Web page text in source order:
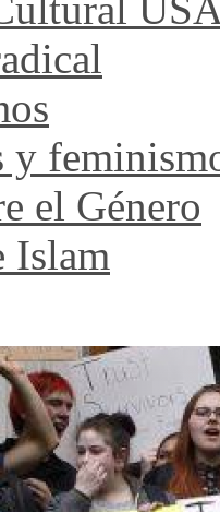
y
el Género
Islam